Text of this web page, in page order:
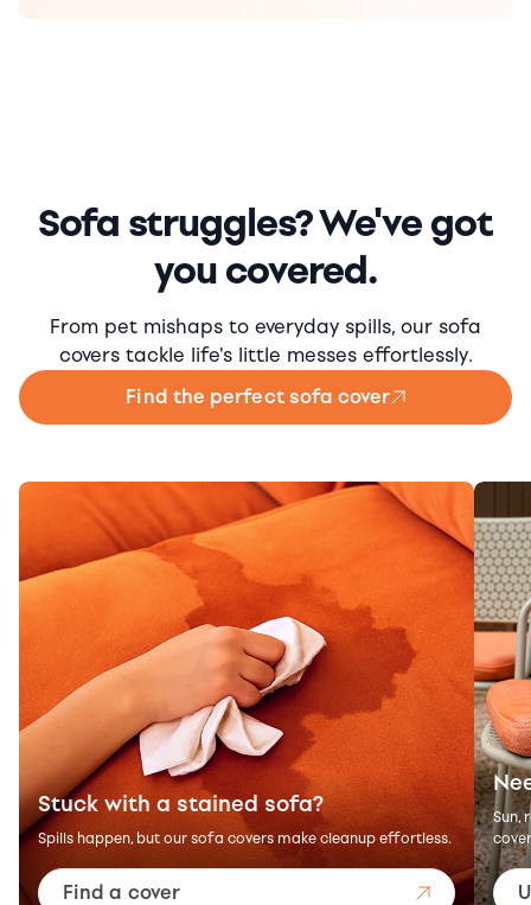
Sofa struggles? We've got
you covered.
From pet mishaps to everyday spills, our sofa
covers tackle life's little messes effortlessly.
Find the perfect sofa cover
Stuck with a stained sofa?
Spills happen, but our sofa covers make cleanup effortless.
Find a cover
Sun,